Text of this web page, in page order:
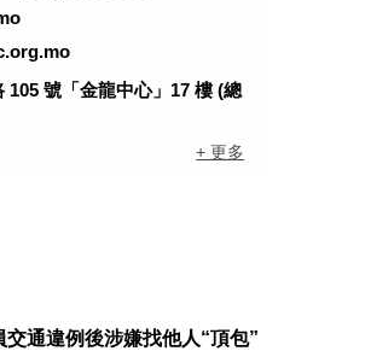
105 號「金龍中心」17 樓 (總
+ 更多
通違例後涉嫌找他人“頂包”